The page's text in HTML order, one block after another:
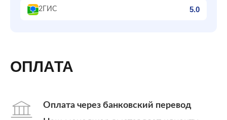
2ГИС 5.0
ОПЛАТА
Оплата через банковский перевод